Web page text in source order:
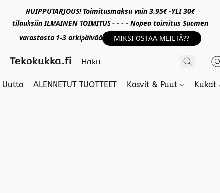
HUIPPUTARJOUS! Toimitusmaksu vain 3.95€ -YLI 30€
tilauksiin ILMAINEN TOIMITUS - - - - Nopea toimitus Suomen
varastosta 1-3 arkipäivää
MIKSI OSTAA MEILTÄ??
Tekokukka.fi
Uutta ALENNETUT TUOTTEET Kasvit & Puut Kukat